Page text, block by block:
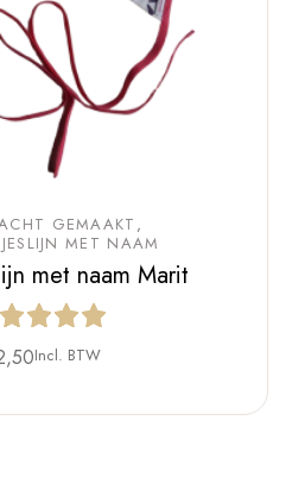
GEMAAKT
MET NAAM
met naam Marit
Incl. BTW